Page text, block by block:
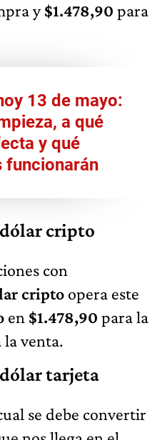
y $1.478,90 para
13 de mayo:
a qué
y qué
funcionarán
cripto
con
cripto opera este
en $1.478,90 para la
la venta.
tarjeta
se debe convertir